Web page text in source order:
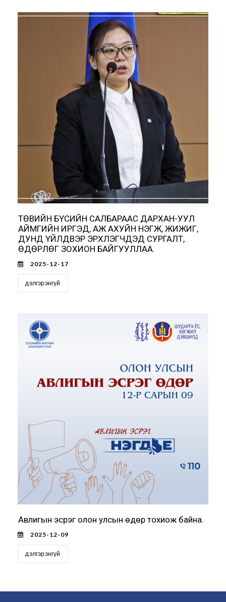
ТӨВИЙН БҮСИЙН САЛБАРААС ДАРХАН-УУЛ
АЙМГИЙН ИРГЭД, АЖ АХУЙН НЭГЖ, ЖИЖИГ,
ДУНД ҮЙЛДВЭР ЭРХЛЭГЧДЭД СУРГАЛТ,
ӨДӨРЛӨГ ЗОХИОН БАЙГУУЛЛАА.
2025-12-17
дэлгэрэнгүй
Авлигын эсрэг олон улсын өдөр тохиож байна.
2025-12-09
дэлгэрэнгүй